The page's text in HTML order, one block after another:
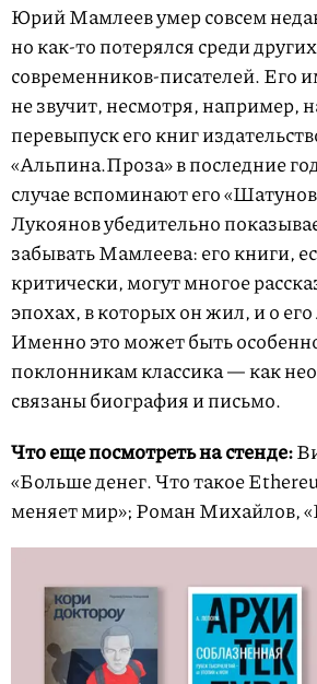
Юрий Мамлеев умер совсем
но как-то потерялся среди
современников-писателей. Его
не звучит, несмотря, например,
перевыпуск его книг
«Альпина.Проза» в последние
случае вспоминают его
Лукоянов убедительно
забывать Мамлеева: его книги,
критически, могут многое
эпохах, в которых он жил, и о
Именно это может быть
поклонникам классика — как
связаны биография и письмо.
Что еще посмотреть на стенде:
«Больше денег. Что такое
меняет мир»; Роман Михайлов,